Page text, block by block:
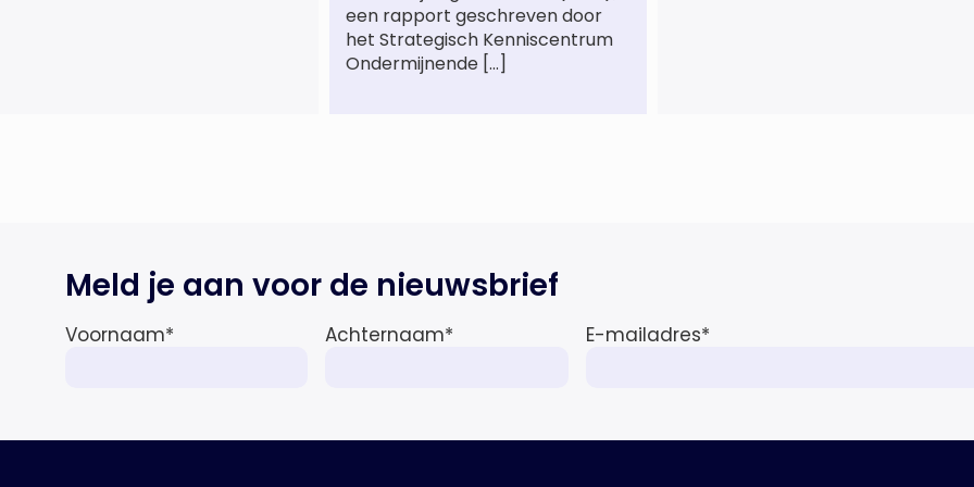
een rapport geschreven door
het Strategisch Kenniscentrum
Ondermijnende […]
Meld je aan voor de nieuwsbrief
Voornaam* Achternaam* E-mailadres*